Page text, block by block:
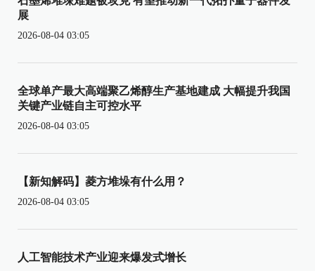
展
2026-08-04 03:05
全球单产最大高端聚乙烯醇生产基地建成 大幅提升我国
关键产业链自主可控水平
2026-08-04 03:05
【新知解码】菱方堆垛有什么用？
2026-08-04 03:05
人工智能技术产业迎来爆发式增长